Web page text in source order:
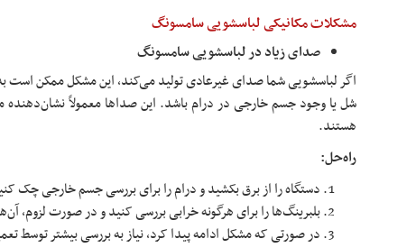
مشکلات مکانیکی لباسشویی سامسونگ
صدای زیاد در لباسشویی سامسونگ
اگر لباسشویی شما صدای غیرعادی تولید می‌کند، این مشکل ممکن است به
شل یا وجود جسم خارجی در درام باشد. این صداها معمولاً
هستند.
راه‌حل:
دستگاه را از برق بکشید و درام را برای بررسی جسم خارجی چک
بلبرینگ‌ها را برای هرگونه خرابی بررسی کنید و در صورت لزوم،
در صورتی که مشکل ادامه پیدا کرد، نیاز به بررسی بیشتر توسط